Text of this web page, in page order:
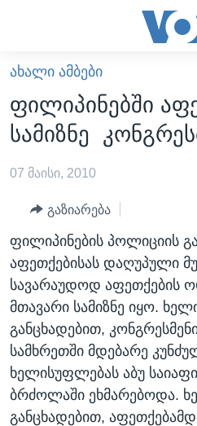
გადადით
გადადით
მთავარ
გადადით
ძიებაზე
ᲐᲮᲐᲚᲘ ᲐᲛᲑᲔᲑᲘ
ᲡᲐᲥᲐᲠᲗᲕᲔᲚᲝ
ᲐᲨᲨ
ᲐᲨᲨ-ᲘᲡ ᲐᲠᲩᲔᲕᲜᲔᲑᲘ 2024
ᲛᲡᲝᲤᲚᲘᲝ
ᲕᲘᲓᲔᲝᲔᲑᲘ
ᲒᲐᲓᲐᲪᲔᲛᲔᲑᲘ
ᲕᲐᲨᲘᲜᲒᲢᲝᲜᲘ ᲓᲦᲔᲡ
ᲮᲔᲓᲕᲐ ᲕᲐᲨᲘᲜᲒᲢᲝᲜᲘᲓᲐᲜ
ᲡᲢᲣᲓᲘᲐ ᲕᲐᲨᲘᲜᲒᲢᲝᲜᲘ
ᲡᲮᲕᲐ ᲡᲘᲐᲮᲚᲔᲔᲑᲘ
ᲞᲝᲚᲘᲢᲘᲙᲐ
ᲔᲙᲝᲜᲝᲛᲘᲙᲐ
ᲯᲐᲜᲛᲠᲗᲔᲚᲝᲑᲐ
ᲠᲣᲡᲔᲗᲘᲡ ᲨᲔᲭᲠᲐ ᲣᲙᲠᲐᲘᲜᲐᲨᲘ
Learning English
ᲐᲮᲐᲚᲘ ᲐᲛᲑᲔᲑᲘ
ფილიპინებში
სამიზნე
07 მაისი, 2010
გაზიარება
ფილიპინების პოლიციის
აფეთქებისას დაღუპული
სავარაუდოდ აფეთქების
მთავარი სამიზნე იყო.
განცხადებით,
სამხრეთში მდებარე
ხელისუფლებას აბუ
ბრძოლაში ეხმარებოდა.
განცხადებით,